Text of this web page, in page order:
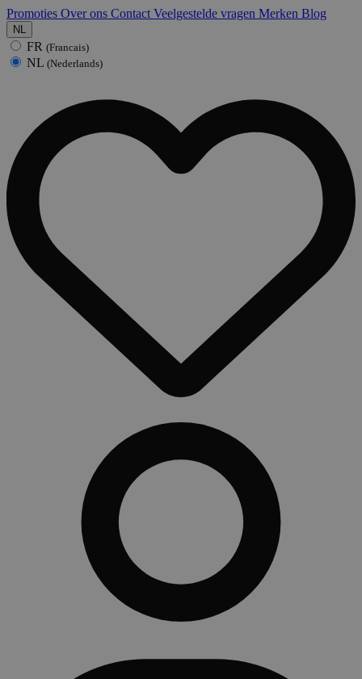
Promoties Over ons Contact Veelgestelde vragen Merken Blog
NL
FR (Francais)
NL (Nederlands)